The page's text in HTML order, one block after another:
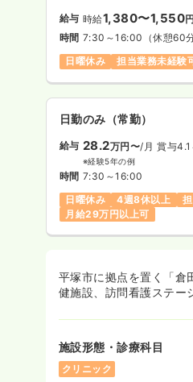
給与 時給1,380〜1,550円
時間 7:30～16:00 （休憩60
日曜休み
担当業務未経験
日勤のみ（常勤）
給与 28.2万円〜/月 賞与4.1
※経験5年の例
時間 7:30～16:00
日曜休み
4週8休以上
月給29万円以上可
平塚市に拠点を置く「倉
健施設、訪問看護ステー
施設形態・診療科目
クリニック